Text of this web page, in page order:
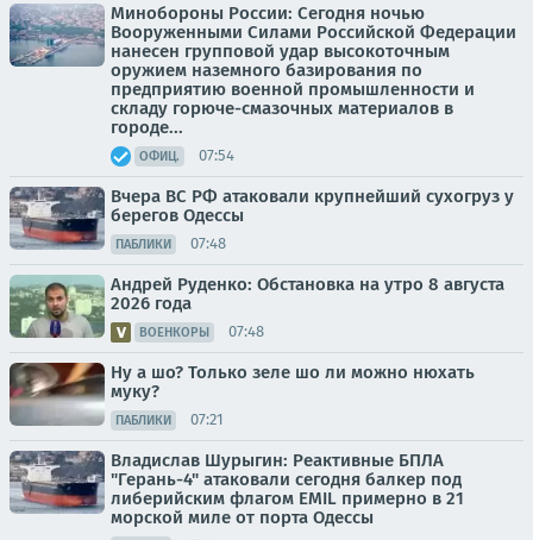
Минобороны России: Сегодня ночью
Вооруженными Силами Российской Федерации
нанесен групповой удар высокоточным
оружием наземного базирования по
предприятию военной промышленности и
складу горюче-смазочных материалов в
городе...
ОФИЦ. 07:54
Вчера ВС РФ атаковали крупнейший сухогруз у
берегов Одессы
ПАБЛИКИ 07:48
Андрей Руденко: Обстановка на утро 8 августа
2026 года
ВОЕНКОРЫ 07:48
Ну а шо? Только зеле шо ли можно нюхать
муку?
ПАБЛИКИ 07:21
Владислав Шурыгин: Реактивные БПЛА
"Герань-4" атаковали сегодня балкер под
либерийским флагом EMIL примерно в 21
морской миле от порта Одессы